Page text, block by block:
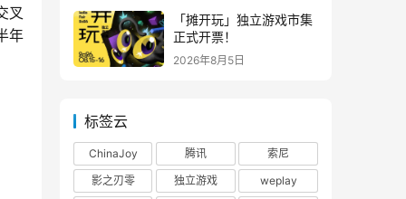
叉
年
「摊开玩」独立游戏市集
正式开票！
2026年8月5日
标签云
ChinaJoy 腾讯
索尼
影之刃零
独立游戏
weplay